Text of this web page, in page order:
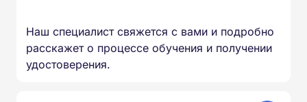
Наш специалист свяжется с вами и подробно
расскажет о процессе обучения и получении
удостоверения.